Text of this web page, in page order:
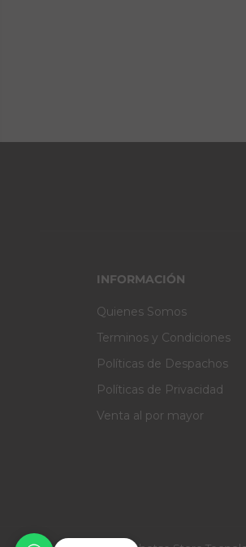
INFORMACIÓN
Quienes Somos
Terminos y Condiciones
Políticas de Despachos
Políticas de Privacidad
Venta al por mayor